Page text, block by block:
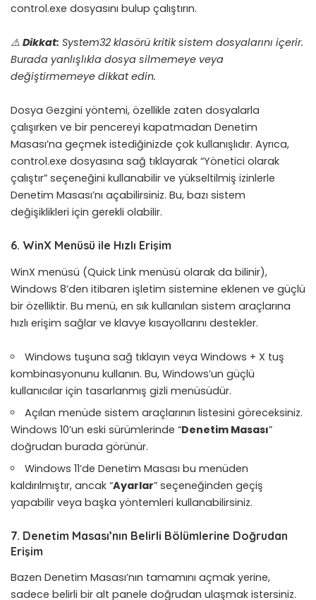
control.exe dosyasını bulup çalıştırın.
⚠️ Dikkat: System32 klasörü kritik sistem dosyalarını içerir.
Burada yanlışlıkla dosya silmemeye veya
değiştirmemeye dikkat edin.
Dosya Gezgini yöntemi, özellikle zaten dosyalarla
çalışırken ve bir pencereyi kapatmadan Denetim
Masası’na geçmek istediğinizde çok kullanışlıdır. Ayrıca,
control.exe dosyasına sağ tıklayarak “Yönetici olarak
çalıştır” seçeneğini kullanabilir ve yükseltilmiş izinlerle
Denetim Masası’nı açabilirsiniz. Bu, bazı sistem
değişiklikleri için gerekli olabilir.
6. WinX Menüsü ile Hızlı Erişim
WinX menüsü (Quick Link menüsü olarak da bilinir),
Windows 8’den itibaren işletim sistemine eklenen ve güçlü
bir özelliktir. Bu menü, en sık kullanılan sistem araçlarına
hızlı erişim sağlar ve klavye kısayollarını destekler.
Windows tuşuna sağ tıklayın veya Windows + X tuş
kombinasyonunu kullanın. Bu, Windows’un güçlü
kullanıcılar için tasarlanmış gizli menüsüdür.
Açılan menüde sistem araçlarının listesini göreceksiniz.
Windows 10’un eski sürümlerinde “Denetim Masası”
doğrudan burada görünür.
Windows 11’de Denetim Masası bu menüden
kaldırılmıştır, ancak “Ayarlar” seçeneğinden geçiş
yapabilir veya başka yöntemleri kullanabilirsiniz.
7. Denetim Masası’nın Belirli Bölümlerine Doğrudan
Erişim
Bazen Denetim Masası’nın tamamını açmak yerine,
sadece belirli bir alt panele doğrudan ulaşmak istersiniz.